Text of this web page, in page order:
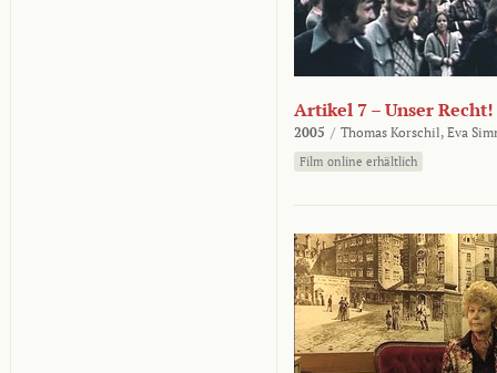
Artikel 7 – Unser Recht!
2005 / Thomas Korschil, Eva
Film online erhältlich